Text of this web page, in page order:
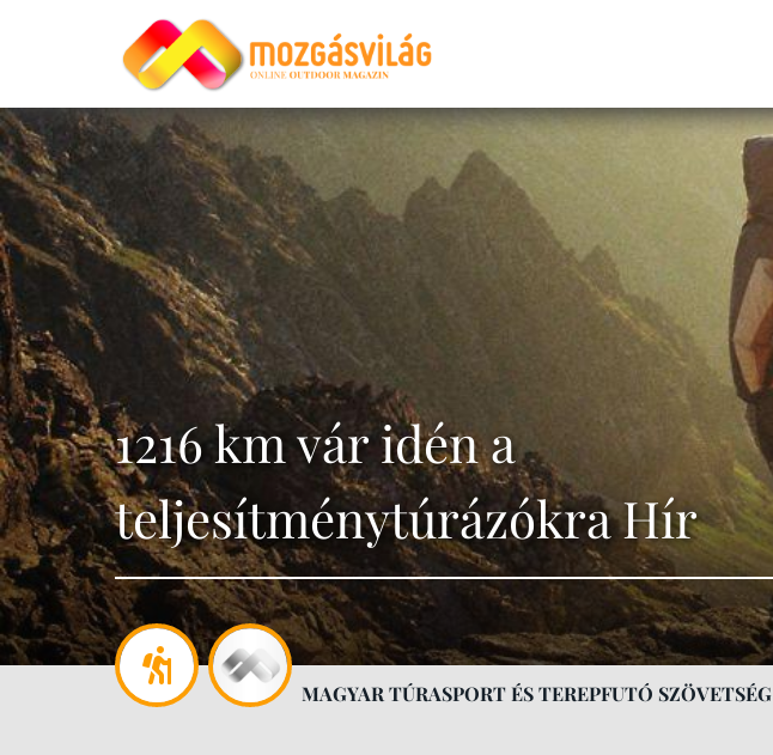
1216 km vár idén a
teljesítménytúrázókra Hír
MAGYAR TÚRASPORT ÉS TEREPFUTÓ SZÖVETSÉG